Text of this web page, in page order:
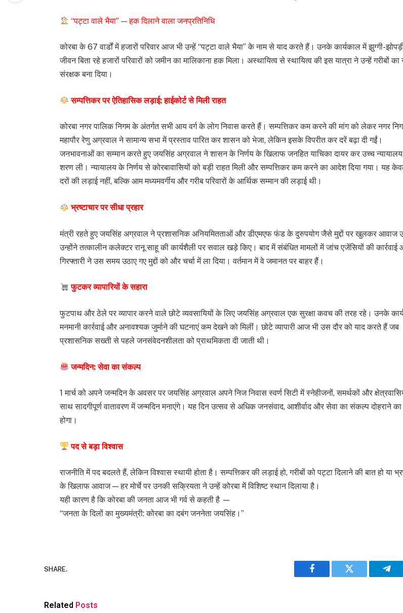
“पट्टा वाले भैया” — हक दिलाने वाला जनप्रतिनिधि
कोरबा के 67 वार्डों में हजारों परिवार आज भी उन्हें “पट्टा वाले भैया” के नाम से याद करते हैं। उनके कार्यकाल में झुग्गी-
जीवन बिता रहे हजारों परिवारों को जमीन का मालिकाना हक मिला। अस्थायित्व से स्थायित्व की इस यात्रा ने उन्हें गरीबों का
संरक्षक बना दिया।
सम्पत्तिकर पर ऐतिहासिक लड़ाई: हाईकोर्ट से मिली राहत
कोरबा नगर पालिक निगम के अंतर्गत सभी आय वर्ग के लोग निवास करते हैं। सम्पत्तिकर कम करने की मांग को लेकर नगर
महापौर रेणु अग्रवाल ने सामान्य सभा में प्रस्ताव पारित कर शासन को भेजा, लेकिन इसके विपरीत कर दरें बढ़ा दी गईं।
जनभावनाओं का सम्मान करते हुए जयसिंह अग्रवाल ने शासन के निर्णय के खिलाफ जनहित याचिका दायर कर उच्च
शरण ली। न्यायालय के निर्णय से कोरबावासियों को बड़ी राहत मिली और सम्पत्तिकर कम करने का आदेश दिया गया। यह
दरों की लड़ाई नहीं, बल्कि आम मध्यमवर्गीय और गरीब परिवारों के आर्थिक सम्मान की लड़ाई थी।
भ्रष्टाचार पर सीधा प्रहार
मंत्री रहते हुए जयसिंह अग्रवाल ने प्रशासनिक अनियमितताओं और डीएमएफ फंड के दुरुपयोग जैसे मुद्दों पर खुलकर आवाज
उन्होंने तत्कालीन कलेक्टर रानू साहू की कार्यशैली पर सवाल खड़े किए। बाद में संबंधित मामलों में जांच एजेंसियों की कार्रवाई
गिरफ्तारी ने उस समय उठाए गए मुद्दों को और चर्चा में ला दिया। वर्तमान में वे जमानत पर बाहर हैं।
फुटकर व्यापारियों के सहारा
फुटपाथ और ठेले पर व्यापार करने वाले छोटे व्यवसायियों के लिए जयसिंह अग्रवाल एक सुरक्षा कवच की तरह रहे। उनके
मनमानी कार्रवाई और अनावश्यक जुर्माने की घटनाएं कम देखने को मिलीं। छोटे व्यापारी आज भी उस दौर को याद करते हैं जब
प्रशासनिक सख्ती से पहले जनसंवेदनशीलता को प्राथमिकता दी जाती थी।
जन्मदिन: सेवा का संकल्प
1 मार्च को अपने जन्मदिन के अवसर पर जयसिंह अग्रवाल अपने निज निवास स्वर्ण सिटी में स्नेहीजनों, समर्थकों और
साथ सादगीपूर्ण वातावरण में जन्मदिन मनाएंगे। यह दिन उत्सव से अधिक जनसंवाद, आशीर्वाद और सेवा का संकल्प दोहराने
होगा।
पद से बड़ा विश्वास
राजनीति में पद बदलते हैं, लेकिन विश्वास स्थायी होता है। सम्पत्तिकर की लड़ाई हो, गरीबों को पट्टा दिलाने की बात हो या
के खिलाफ आवाज — हर मोर्चे पर उनकी सक्रियता ने उन्हें कोरबा में विशिष्ट स्थान दिलाया है।
यही कारण है कि कोरबा की जनता आज भी गर्व से कहती है —
“जनता के दिलों का मुख्यमंत्री: कोरबा का दबंग जननेता जयसिंह।”
SHARE.
Facebook Twitter
Related Posts